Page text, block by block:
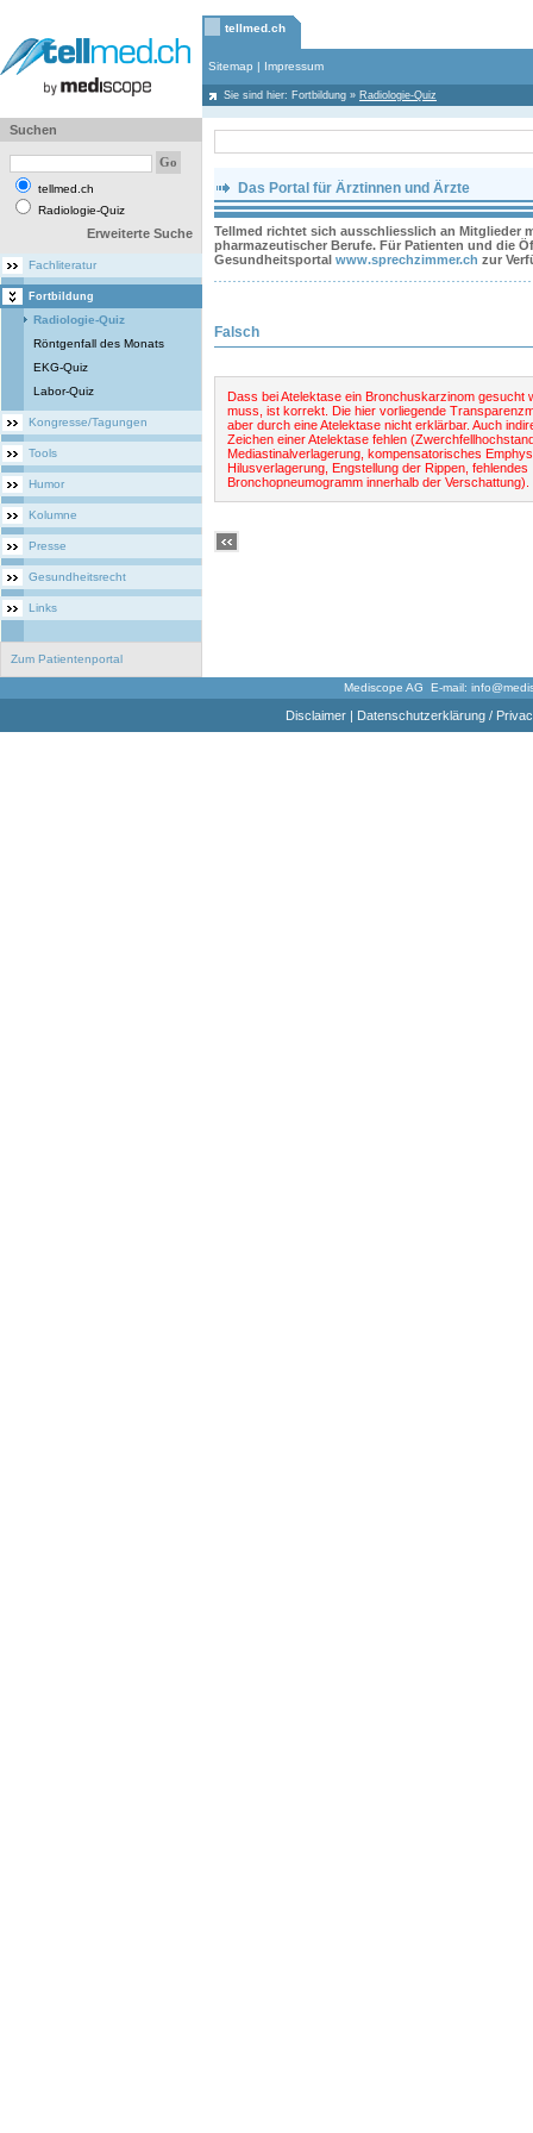
tellmed.ch
Sitemap | Impressum
Sie sind hier: Fortbildung » Radiologie-Quiz
Suchen
tellmed.ch
Radiologie-Quiz
Erweiterte Suche
Fachliteratur
Fortbildung
Radiologie-Quiz
Röntgenfall des Monats
EKG-Quiz
Labor-Quiz
Kongresse/Tagungen
Tools
Humor
Kolumne
Presse
Gesundheitsrecht
Links
Zum Patientenportal
Das Portal für Ärztinnen und Ärzte
Tellmed richtet sich ausschliesslich an Mitglieder
pharmazeutischer Berufe. Für Patienten und die
Gesundheitsportal www.sprechzimmer.ch zur
Falsch
Dass bei Atelektase ein Bronchuskarzinom gesucht
muss, ist korrekt. Die hier vorliegende
aber durch eine Atelektase nicht erklärbar. Auch
Zeichen einer Atelektase fehlen (
Mediastinalverlagerung, kompensatorisches
Hilusverlagerung, Engstellung der Rippen, fehlendes
Bronchopneumogramm innerhalb der Verschattung).
Mediscope AG E-mail:
Disclaimer| Datenschutzerklärung /